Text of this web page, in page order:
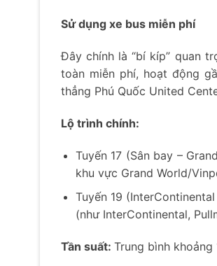
Sử dụng xe bus miễn phí
Đây chính là “bí kíp” quan
toàn miễn phí, hoạt động
thẳng Phú Quốc United
Lộ trình chính:
Tuyến 17 (Sân bay –
khu vực Grand World/
Tuyến 19
(như InterContinental,
Tần suất: Trung bình